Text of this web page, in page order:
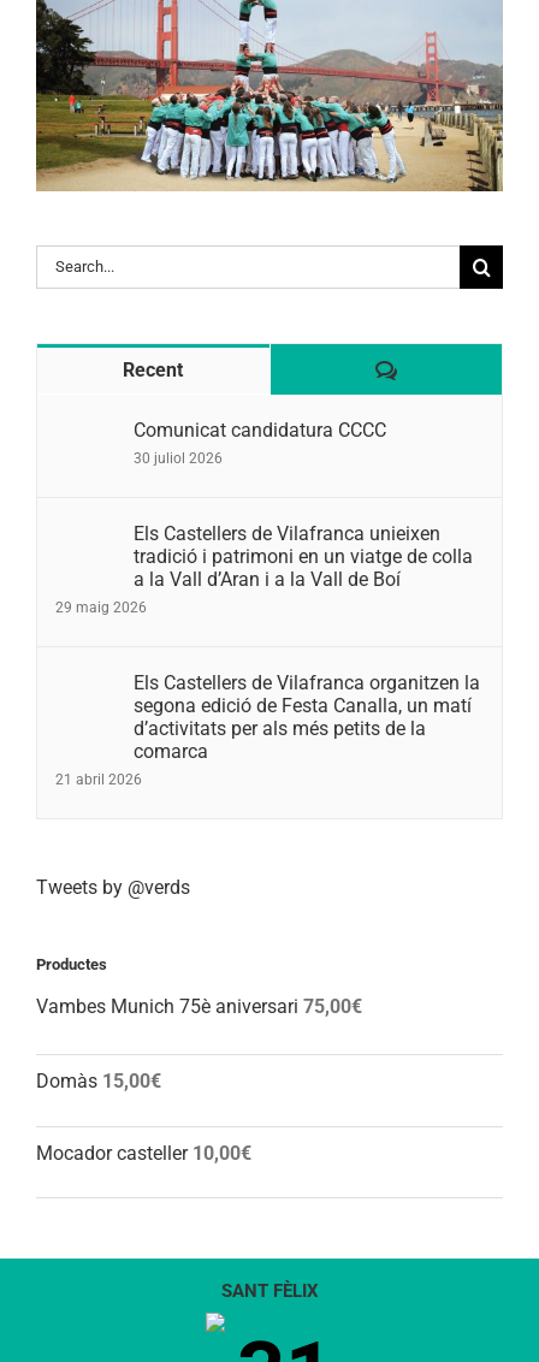
Search
for:
Recent Comentaris
Comunicat candidatura CCCC
30 juliol 2026
Els Castellers de Vilafranca unieixen
tradició i patrimoni en un viatge de colla
a la Vall d’Aran i a la Vall de Boí
29 maig 2026
Els Castellers de Vilafranca organitzen la
segona edició de Festa Canalla, un matí
d’activitats per als més petits de la
comarca
21 abril 2026
Tweets by @verds
Productes
Vambes Munich 75è aniversari 75,00€
Domàs 15,00€
Mocador casteller 10,00€
SANT FÈLIX